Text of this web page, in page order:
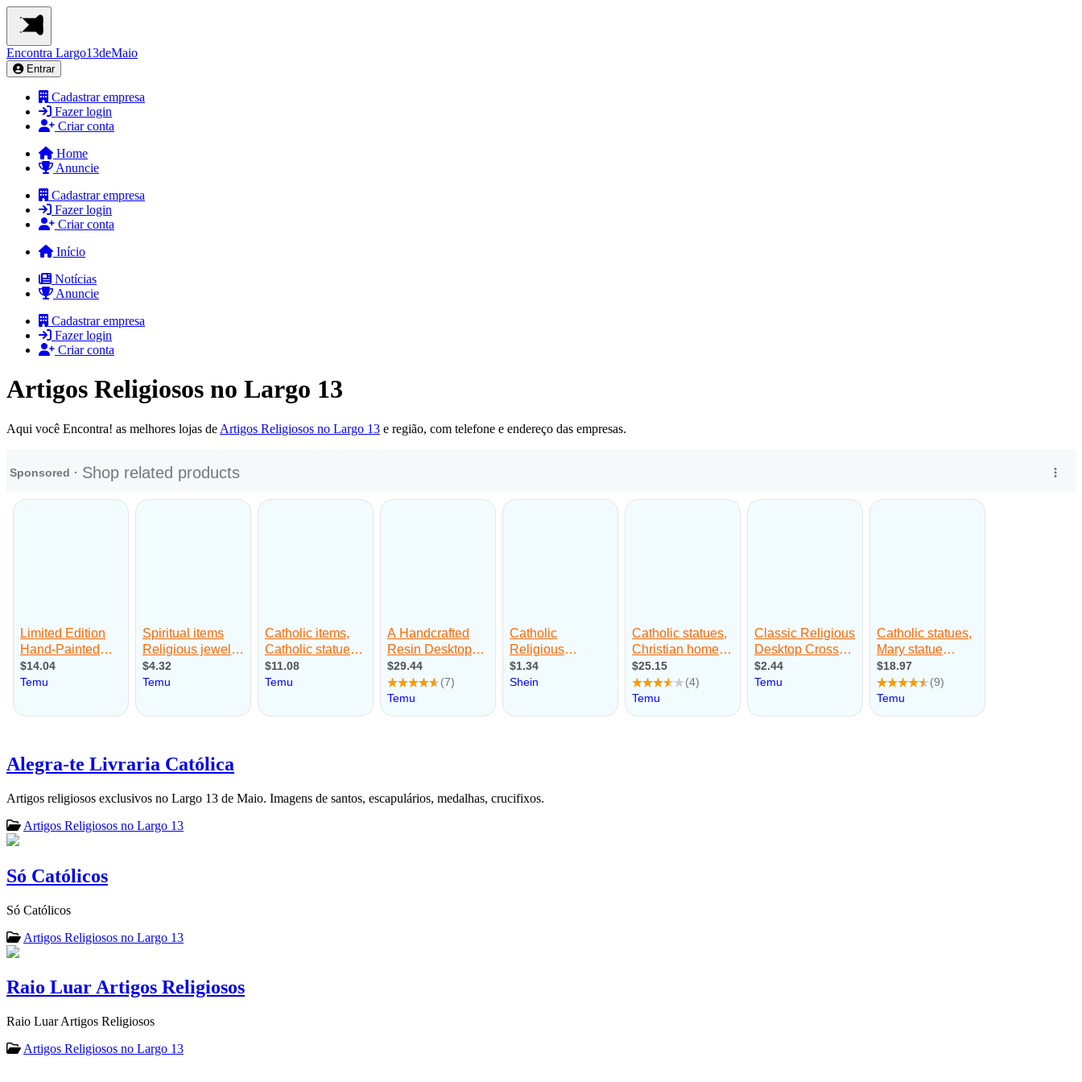
Encontra Largo13deMaio
Entrar
Cadastrar empresa
Fazer login
Criar conta
Home
Anuncie
Cadastrar empresa
Fazer login
Criar conta
Início
Notícias
Anuncie
Cadastrar empresa
Fazer login
Criar conta
Artigos Religiosos no Largo 13
Aqui você Encontra! as melhores lojas de Artigos Religiosos no Largo 13 e região, com telefone e endereço das empresas.
Alegra-te Livraria Católica
Artigos religiosos exclusivos no Largo 13 de Maio. Imagens de santos, escapulários, medalhas, crucifixos.
Artigos Religiosos no Largo 13
Só Católicos
Só Católicos
Artigos Religiosos no Largo 13
Raio Luar Artigos Religiosos
Raio Luar Artigos Religiosos
Artigos Religiosos no Largo 13